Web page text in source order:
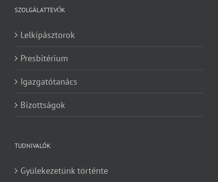
SZOLGÁLATTEVŐK
Lelkipásztorok
Presbitérium
Igazgatótanács
Bizottságok
TUDNIVALÓK
Gyülekezetünk történte